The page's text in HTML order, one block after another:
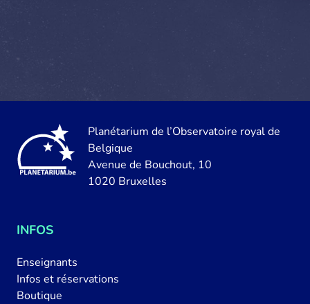
Planétarium de l’Observatoire royal de
Belgique
Avenue de Bouchout, 10
1020 Bruxelles
INFOS
Enseignants
Infos et réservations
Boutique